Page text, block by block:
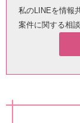
私のLINEを情報
案件に関する相